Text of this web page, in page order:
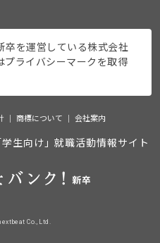
卒を運営している株式会社
プライバシーマークを取得
商標について 会社案内
生向け」就職活動情報サイト
Co., Ltd.